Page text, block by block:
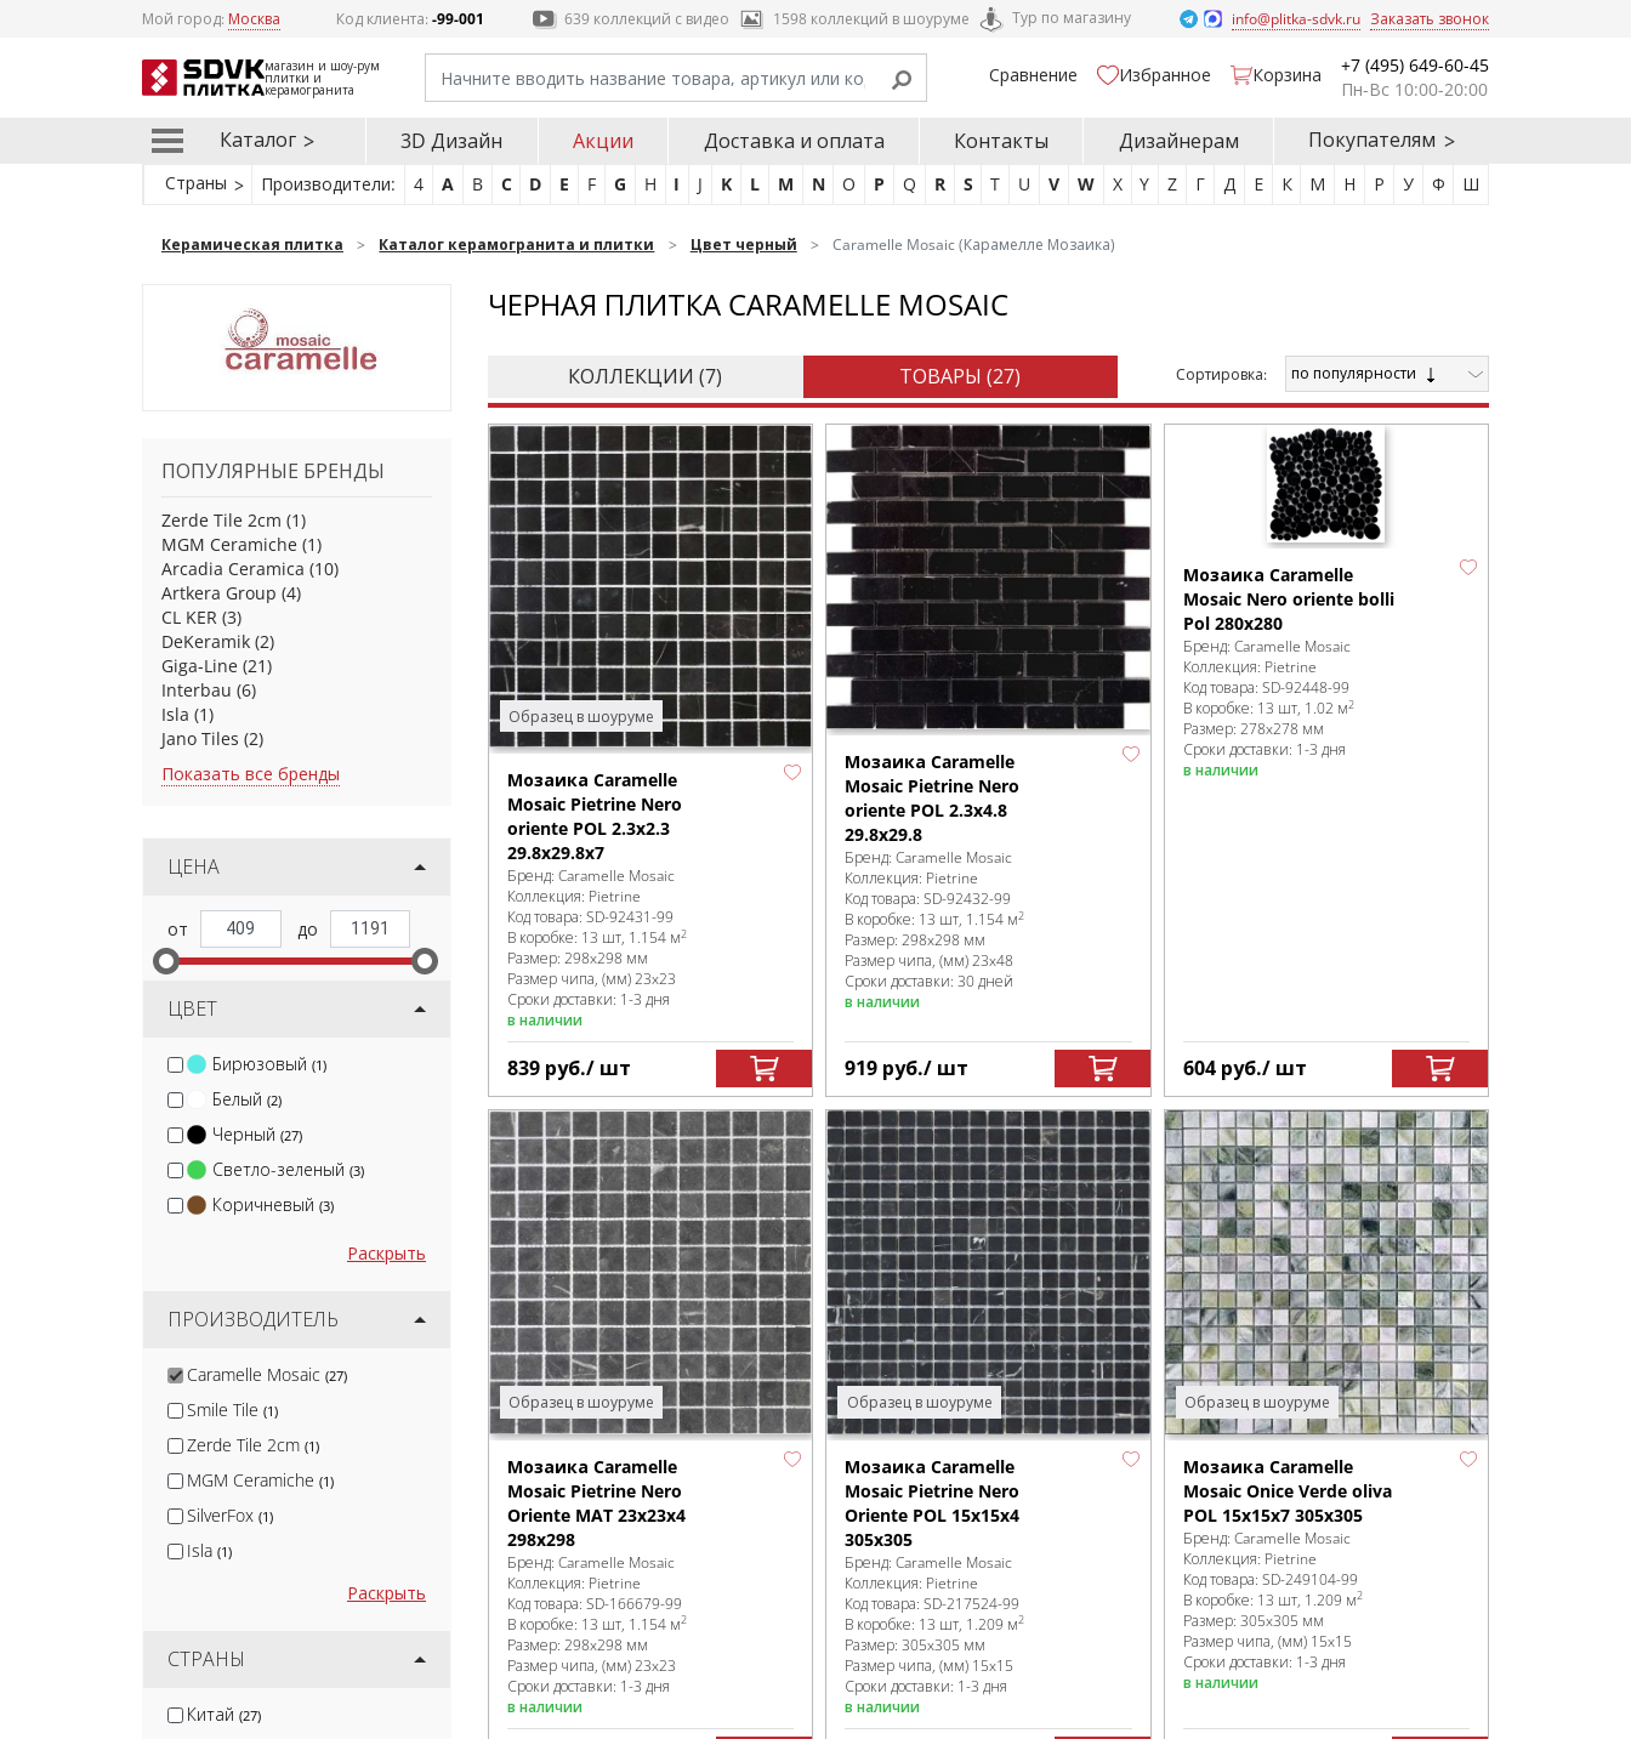
Мой город: Москва Код клиента:-99-001 639 коллекций с видео 1598 коллекций в шоуруме Тур по магазину info@plitka-sdvk.ru Заказать звонок
магазин и шоу-рум
плитки и
керамогранита
Сравнение Избранное Корзина
+7 (495) 649-60-45
Пн-Вс 10:00-20:00
Каталог 3D Дизайн Акции Доставка и оплата Контакты Дизайнерам Покупателям
Страны Производители: 4 A B C D E F G H I J K L M N O P Q R S T U V W X Y Z Г Д Е К М Н Р У Ф Ш
Керамическая плитка Каталог керамогранита и плитки Цвет черный Caramelle Mosaic (Карамелле Мозаика)
ПОПУЛЯРНЫЕ БРЕНДЫ
Zerde Tile 2cm (1)
MGM Ceramiche (1)
Arcadia Ceramica (10)
Artkera Group (4)
CL KER (3)
DeKeramik (2)
Giga-Line (21)
Interbau (6)
Isla (1)
Jano Tiles (2)
Показать все бренды
ЦЕНА
ЦВЕТ
Бирюзовый (1)
Белый (2)
Черный (27)
Светло-зеленый (3)
Коричневый (3)
Раскрыть
ПРОИЗВОДИТЕЛЬ
Caramelle Mosaic (27)
Smile Tile (1)
Zerde Tile 2cm (1)
MGM Ceramiche (1)
SilverFox (1)
Isla (1)
Protiles
Kirovit (2)
Раскрыть
СТРАНЫ
Китай (27)
ЧЕРНАЯ ПЛИТКА CARAMELLE MOSAIC
КОЛЛЕКЦИИ (7) ТОВАРЫ (27) Cортировка: по популярности
Образец в шоуруме
Мозаика Caramelle
Mosaic Pietrine Nero
oriente POL 2.3x2.3
29.8x29.8x7
Бренд: Caramelle Mosaic
Коллекция: Pietrine
Код товара: SD-92431-99
В коробке: 13 шт, 1.154 м2
Размер: 298x298 мм
Размер чипа, (мм)23x23
Сроки доставки: 1-3 дня
в наличии
839 руб./ шт
Мозаика Caramelle
Mosaic Pietrine Nero
oriente POL 2.3x4.8
29.8x29.8
Бренд:Caramelle Mosaic
Коллекция: Pietrine
Код товара:SD-92432-99
В коробке: 13 шт, 1.154 м2
Размер:298x298 мм
Размер чипа, (мм)23x48
Сроки доставки: 30 дней
в наличии
919 руб./ шт
Мозаика Caramelle
Mosaic Nero oriente bolli
Pol 280x280
Бренд: Caramelle Mosaic
Коллекция: Pietrine
Код товара: SD-92448-99
В коробке: 13 шт, 1.02 м2
Размер: 278x278 мм
Сроки доставки: 1-3 дня
в наличии
604 руб./ шт
Образец в шоуруме
Мозаика Caramelle
Mosaic Pietrine Nero
Oriente MAT 23x23x4
298х298
Бренд: Caramelle Mosaic
Коллекция: Pietrine
Код товара: SD-166679-99
В коробке: 13 шт, 1.154 м2
Размер: 298x298 мм
Размер чипа, (мм)23x23
Сроки доставки: 1-3 дня
в наличии
Образец в шоуруме
Мозаика Caramelle
Mosaic Pietrine Nero
Oriente POL 15x15x4
305x305
Бренд:Caramelle Mosaic
Коллекция: Pietrine
Код товара:SD-217524-99
В коробке: 13 шт, 1.209 м2
Размер:305x305 мм
Размер чипа, (мм) 15x15
Сроки доставки: 1-3 дня
в наличии
Образец в шоуруме
Мозаика Caramelle
Mosaic Onice Verde oliva
POL 15x15x7 305x305
Бренд: Caramelle Mosaic
Коллекция: Pietrine
Код товара: SD-249104-99
В коробке: 13 шт, 1.209 м2
Размер: 305x305 мм
Размер чипа, (мм) 15x15
Сроки доставки: 1-3 дня
в наличии